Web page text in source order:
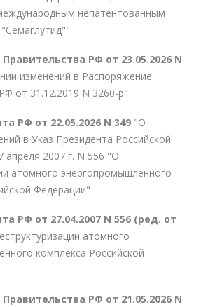
непатентованным
РФ от 23.05.2026 N
изменений в Распоряжение
от 31.12.2019 N 3260-р"
РФ от 22.05.2026 N 349 "О
в Указ Президента Российской
апреля 2007 г. N 556 "О
атомного энергопромышленного
Федерации"
РФ от 27.04.2007 N 556 (ред. от
атомного
комплекса Российской
РФ от 21.05.2026 N